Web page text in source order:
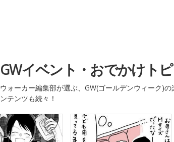
GWイベント・おでかけトピ
ウォーカー編集部が選ぶ、GW(ゴールデンウィーク)
ンテンツも続々！